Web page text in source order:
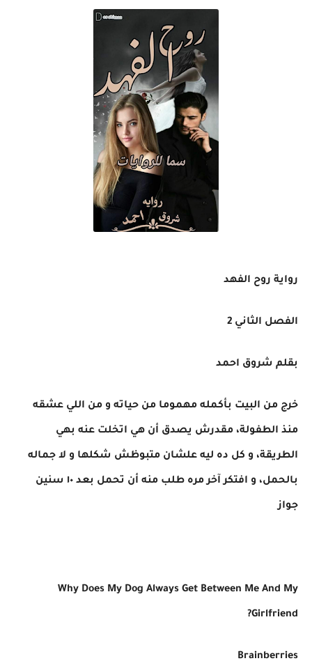
رواية روح الفهد
الفصل الثاني 2
بقلم شروق احمد
خرج من البيت بأكمله مهموما من حياته و من اللي عشقه
منذ الطفولة، مقدرش يصدق أن هي اتخلت عنه بهي
الطريقة، و كل ده ليه علشان متبوظش شكلها و لا جماله
بالحمل، و افتكر آخر مره طلب منه أن تحمل بعد ١٠ سنين
جواز
Why Does My Dog Always Get Between Me And My
Girlfriend?
Brainberries